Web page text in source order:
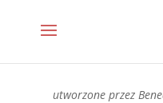
utworzone przez